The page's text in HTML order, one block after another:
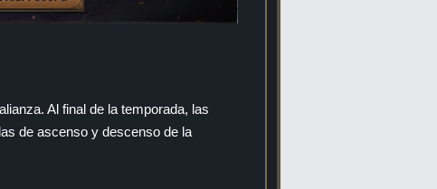
Al final de la temporada, las
de ascenso y descenso de la